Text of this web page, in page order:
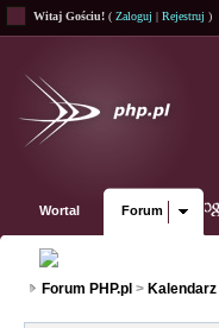
Witaj Gościu! ( Zaloguj | Rejestruj )
Wortal Forum
Forum PHP.pl > Kalendarz